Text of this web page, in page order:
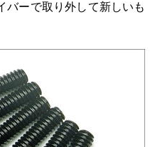
バーで取り外して新しいも